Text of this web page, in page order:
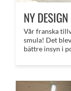
NY
Vår franska
smula! Det
bättre insyn i